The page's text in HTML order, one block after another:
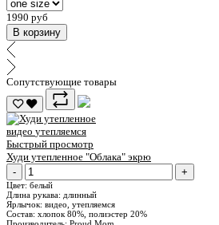
1990 руб
В корзину
Сопутствующие товары
видео утепляемся
Быстрый просмотр
Худи утепленное "Облака" экрю
-
+
Цвет: белый
Длина рукава: длинный
Ярлычок: видео, утепляемся
Состав: хлопок 80%, полиэстер 20%